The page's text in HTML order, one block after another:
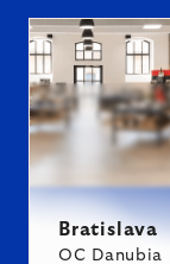
Bratislava
OC Danubia